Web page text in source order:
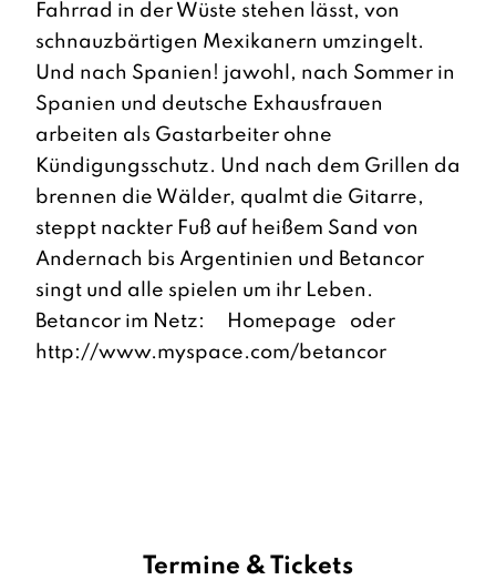
Fahrrad in der Wüste stehen lässt, von
schnauzbärtigen Mexikanern umzingelt.
Und nach Spanien! jawohl, nach Sommer in
Spanien und deutsche Exhausfrauen
arbeiten als Gastarbeiter ohne
Kündigungsschutz. Und nach dem Grillen da
brennen die Wälder, qualmt die Gitarre,
steppt nackter Fuß auf heißem Sand von
Andernach bis Argentinien und Betancor
singt und alle spielen um ihr Leben.
Betancor im Netz:
Homepage
oder
http://www.myspace.com/betancor
Termine & Tickets